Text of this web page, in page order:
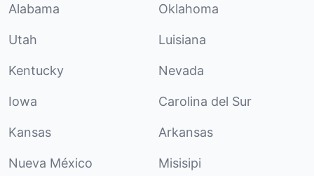
Alabama Oklahoma
Utah Luisiana
Kentucky Nevada
Iowa Carolina del Sur
Kansas Arkansas
Nueva México Misisipi